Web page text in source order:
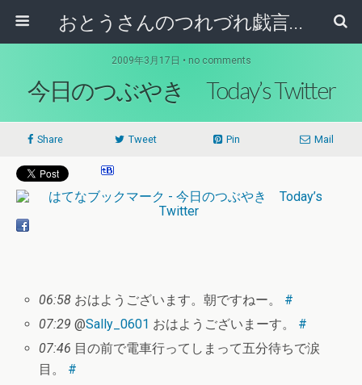
おとうさんのつれづれ戯言記
2009年3月17日 • no comments
今日のつぶやき Today’s Twitter
Share Tweet Pin Mail
06:58 おはようございます。朝ですねー。 #
07:29 @Sally_0601 おはようございまーす。 #
07:46 目の前で電車行ってしまって五分待ちで涙
目。 #